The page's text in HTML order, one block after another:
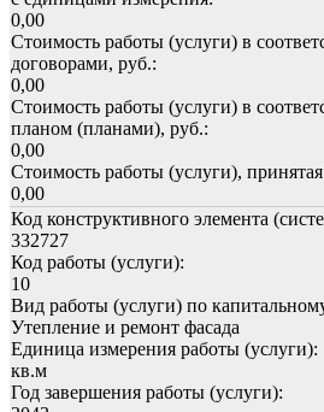
0,00
Стоимость работы (услуги) в
договорами, руб.:
0,00
Стоимость работы (услуги) в
планом (планами), руб.:
0,00
Стоимость работы (услуги),
0,00
Код конструктивного элемента
332727
Код работы (услуги):
10
Вид работы (услуги) по
Утепление и ремонт фасада
Единица измерения работы (услуги):
кв.м
Год завершения работы (услуги):